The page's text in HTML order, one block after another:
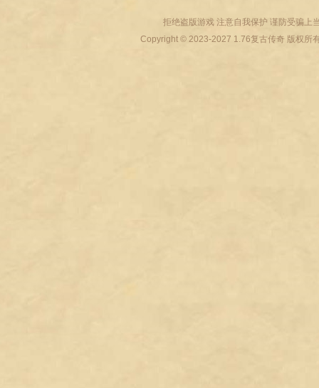
拒绝盗版游戏 注意自我保护 谨防受骗上
Copyright © 2023-2027 1.76复古传奇版权所